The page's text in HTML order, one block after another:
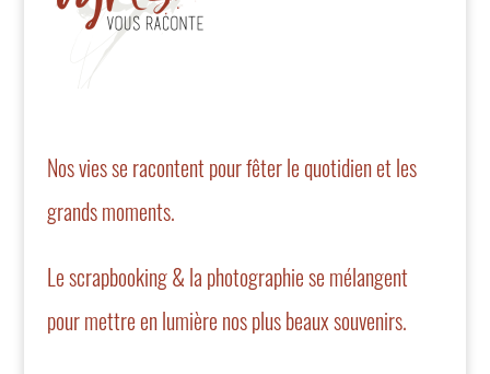
Nos vies se racontent pour fêter le quotidien et les
grands moments.
Le scrapbooking & la photographie se mélangent
pour mettre en lumière nos plus beaux souvenirs.